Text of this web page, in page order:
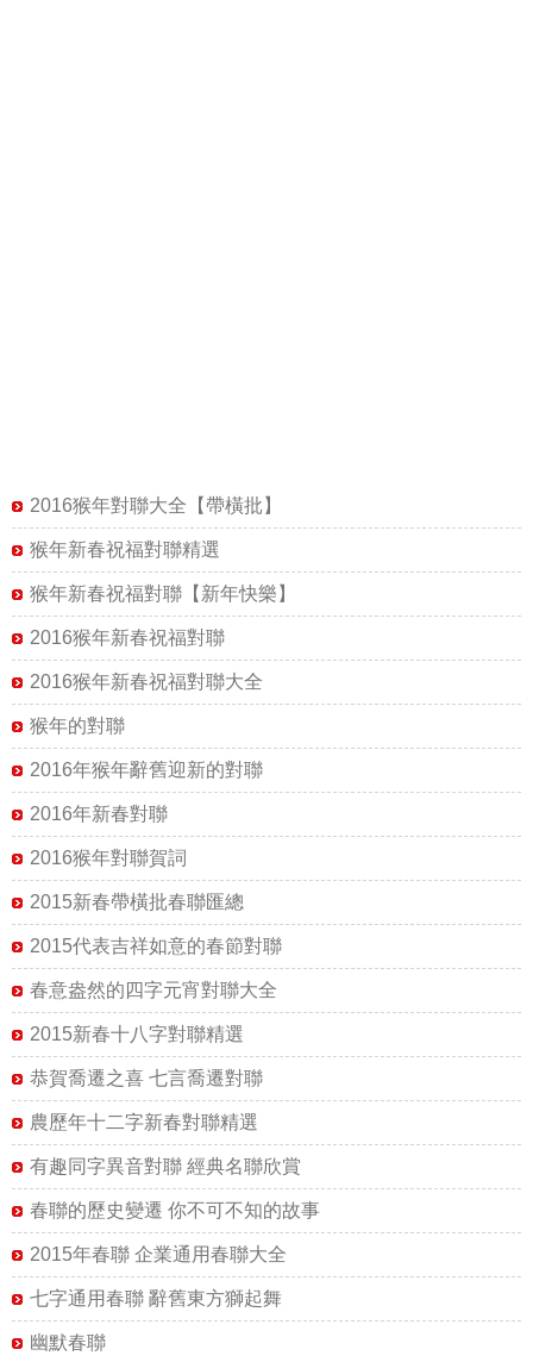
2016猴年對聯大全【帶橫批】
猴年新春祝福對聯精選
猴年新春祝福對聯【新年快樂】
2016猴年新春祝福對聯
2016猴年新春祝福對聯大全
猴年的對聯
2016年猴年辭舊迎新的對聯
2016年新春對聯
2016猴年對聯賀詞
2015新春帶橫批春聯匯總
2015代表吉祥如意的春節對聯
春意盎然的四字元宵對聯大全
2015新春十八字對聯精選
恭賀喬遷之喜 七言喬遷對聯
農歷年十二字新春對聯精選
有趣同字異音對聯 經典名聯欣賞
春聯的歷史變遷 你不可不知的故事
2015年春聯 企業通用春聯大全
七字通用春聯 辭舊東方獅起舞
幽默春聯